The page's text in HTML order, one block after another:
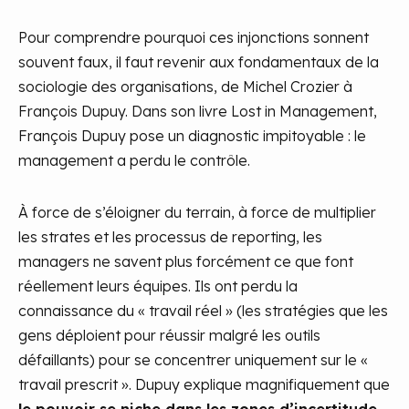
Pour comprendre pourquoi ces injonctions sonnent
souvent faux, il faut revenir aux fondamentaux de la
sociologie des organisations, de Michel Crozier à
François Dupuy. Dans son livre Lost in Management,
François Dupuy pose un diagnostic impitoyable : le
management a perdu le contrôle.
À force de s’éloigner du terrain, à force de multiplier
les strates et les processus de reporting, les
managers ne savent plus forcément ce que font
réellement leurs équipes. Ils ont perdu la
connaissance du « travail réel » (les stratégies que les
gens déploient pour réussir malgré les outils
défaillants) pour se concentrer uniquement sur le «
travail prescrit ». Dupuy explique magnifiquement que